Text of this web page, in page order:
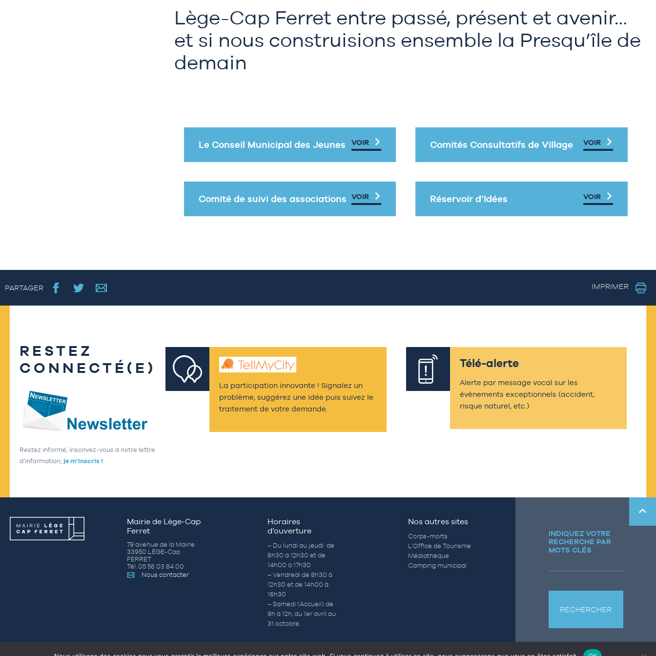
Lège-Cap Ferret entre passé, présent et avenir…
et si nous construisions ensemble la Presqu’île de
demain
Le Conseil Municipal des Jeunes VOIR Comités Consultatifs de Village VOIR
Comité de suivi des associations VOIR Réservoir d’Idées VOIR
PARTAGER IMPRIMER
RESTEZ
CONNECTÉ(E)
Restez informé, inscrivez-vous à notre lettre
d’information, je m’inscris !
La participation innovante ! Signalez un
problème, suggérez une idée puis suivez le
traitement de votre demande.
Télé-alerte
Alerte par message vocal sur les
évènements exceptionnels (accident,
risque naturel, etc.)
Mairie de Lège-Cap
Ferret
79 avenue de la Mairie
33950 LÈGE-Cap
FERRET
Tél. 05 56 03 84 00
Nous contacter
Horaires
d’ouverture
– Du lundi au jeudi de
8h30 à 12h30 et de
14h00 à 17h30
– Vendredi de 8h30 à
12h30 et de 14h00 à
16h30
– Samedi (Accueil) de
9h à 12h, du 1er avril au
31 octobre.
Nos autres sites
Corps-morts
L’Office de Tourisme
Médiathèque
Camping municipal
INDIQUEZ VOTRE
RECHERCHE PAR
MOTS CLÉS
RECHERCHER